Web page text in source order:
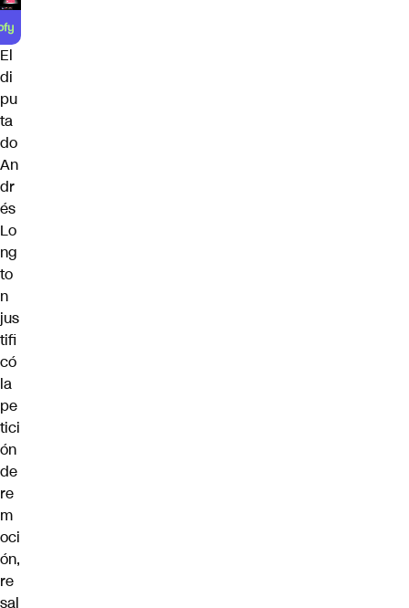
El
di
pu
ta
do
An
dr
és
Lo
ng
to
n
jus
tifi
có
la
pe
tici
ón
de
re
m
oci
ón,
re
sal